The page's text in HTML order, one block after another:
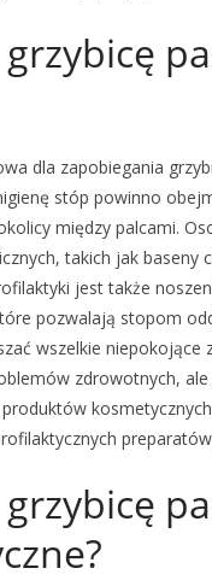
dla zapobiegania
stóp powinno
między palcami.
takich jak baseny
jest także
pozwalają stopom
wszelkie
zdrowotnych,